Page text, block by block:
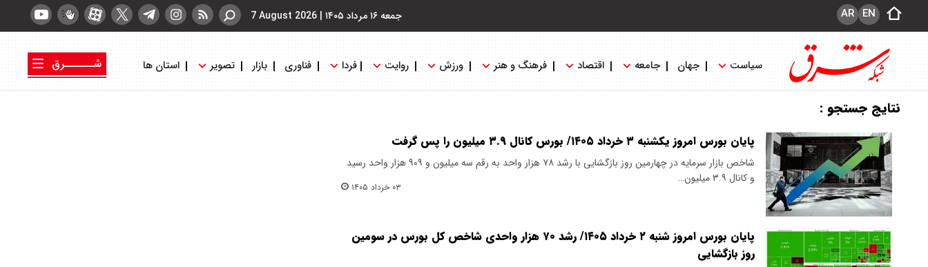
جمعه ۱۶ مرداد ۱۴۰۵ |
7 August 2026 EN
AR
سیاست جهان جامعه اقتصاد فرهنگ و هنر ورزش روایت فردا فناوری بازار تصویر استان ها
شــــــرق
نتایج جستجو :
پایان بورس امروز یکشنبه ۳ خرداد ۱۴۰۵/ بورس کانال ۳.۹ میلیون را پس گرفت
شاخص بازار سرمایه در چهارمین روز بازگشایی با رشد ۷۸ هزار واحد به رقم سه میلیون و ۹۰۹ هزار واحد رسید
و کانال ۳.۹ میلیون…
۰۳ خرداد ۱۴۰۵
پایان بورس امروز شنبه ۲ خرداد ۱۴۰۵/ رشد ۷۰ هزار واحدی شاخص کل بورس در سومین
روز بازگشایی